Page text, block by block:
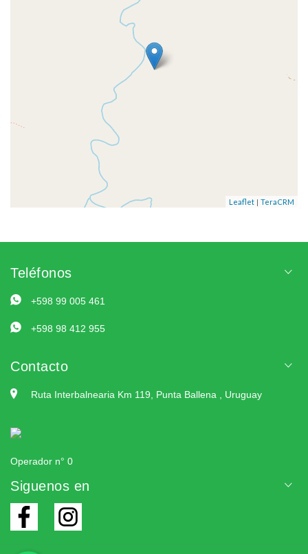
Leaflet | TeraCRM
Teléfonos
+598 99 005 461
+598 98 412 955
Contacto
Ruta Interbalnearia Km 119, Punta Ballena , Uruguay
Operador n° 0
Siguenos en